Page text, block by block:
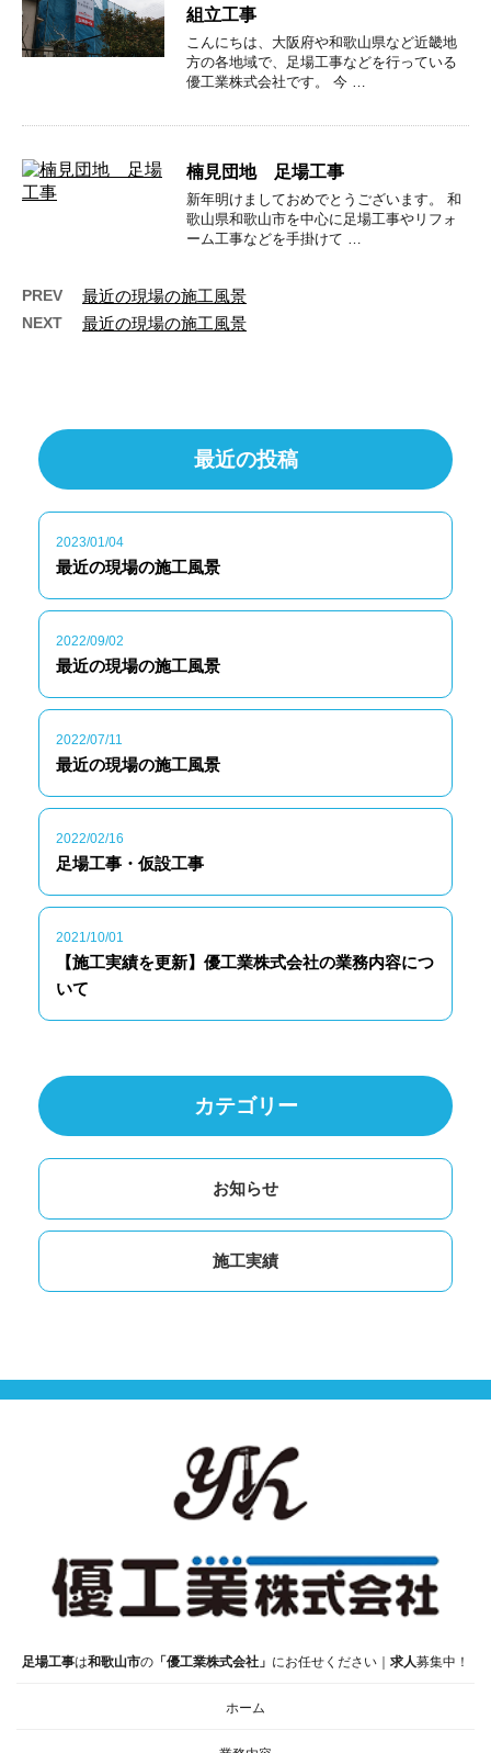
組立工事
こんにちは、大阪府や和歌山県など近畿地
方の各地域で、足場工事などを行っている
優工業株式会社です。 今 …
楠見団地 足場工事
新年明けましておめでとうございます。 和
歌山県和歌山市を中心に足場工事やリフォ
ーム工事などを手掛けて …
PREV 最近の現場の施工風景
NEXT 最近の現場の施工風景
最近の投稿
2023/01/04
最近の現場の施工風景
2022/09/02
最近の現場の施工風景
2022/07/11
最近の現場の施工風景
2022/02/16
足場工事・仮設工事
2021/10/01
【施工実績を更新】優工業株式会社の業務内容につ
いて
カテゴリー
お知らせ
施工実績
足場工事は和歌山市の 「優工業株式会社」 にお任せください｜ 求人募集中！
ホーム